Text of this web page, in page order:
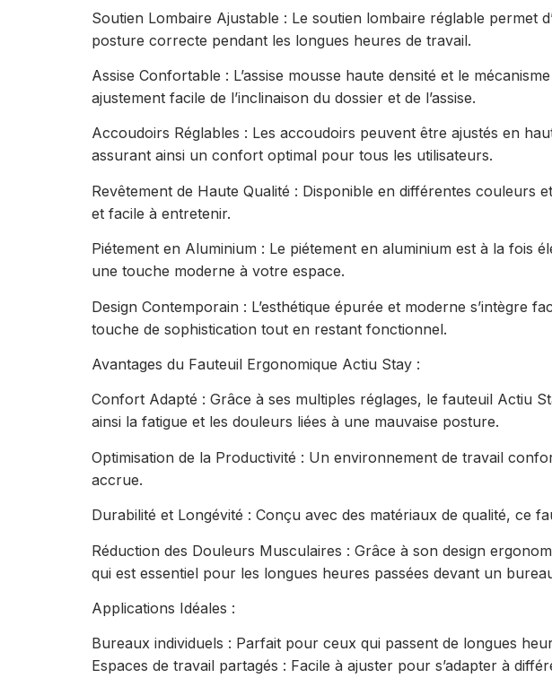
Soutien Lombaire Ajustable : Le soutien lombaire réglable
posture correcte pendant les longues heures de travail.
Assise Confortable : L’assise mousse haute densité et le
ajustement facile de l’inclinaison du dossier et de l’assise.
Accoudoirs Réglables : Les accoudoirs peuvent être ajustés en
assurant ainsi un confort optimal pour tous les utilisateurs.
Revêtement de Haute Qualité : Disponible en différentes
et facile à entretenir.
Piétement en Aluminium : Le piétement en aluminium est à la
une touche moderne à votre espace.
Design Contemporain : L’esthétique épurée et moderne s’intègre
touche de sophistication tout en restant fonctionnel.
Avantages du Fauteuil Ergonomique Actiu Stay :
Confort Adapté : Grâce à ses multiples réglages, le fauteuil Actiu
ainsi la fatigue et les douleurs liées à une mauvaise posture.
Optimisation de la Productivité : Un environnement de travail
accrue.
Durabilité et Longévité : Conçu avec des matériaux de qualité, ce
Réduction des Douleurs Musculaires : Grâce à son design
qui est essentiel pour les longues heures passées devant un
Applications Idéales :
Bureaux individuels : Parfait pour ceux qui passent de longues
Espaces de travail partagés : Facile à ajuster pour s’adapter à